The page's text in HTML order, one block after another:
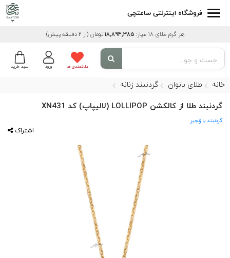
فروشگاه اینترنتی ساعتچی
هر گرم طلای 18 عیار: 18,894,385تومان (از 2 دقیقه پیش)
سبد خرید ورود علاقمندی ها
خانه طلای بانوان گردنبند زنانه
گردنبند طلا از کالکشن LOLLIPOP (لالیپاپ) کد XN431
گردنبند با زنجیر
اشتراک